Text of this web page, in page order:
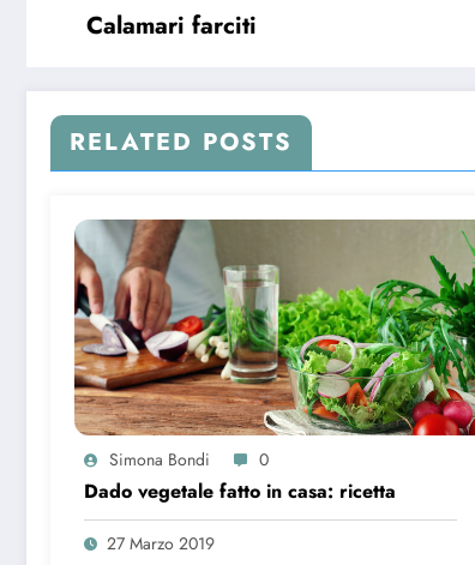
Calamari farciti
RELATED POSTS
Simona Bondi 0
Dado vegetale fatto in casa: ricetta
27 Marzo 2019